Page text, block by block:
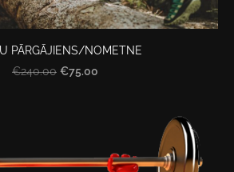
PĀRGĀJIENS/NOMETNE
€240.00 €75.00